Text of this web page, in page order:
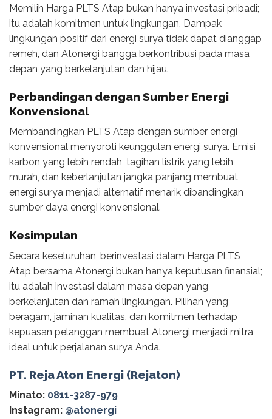
Memilih Harga PLTS Atap bukan hanya investasi pribadi;
itu adalah komitmen untuk lingkungan. Dampak
lingkungan positif dari energi surya tidak dapat dianggap
remeh, dan Atonergi bangga berkontribusi pada masa
depan yang berkelanjutan dan hijau.
Perbandingan dengan Sumber Energi
Konvensional
Membandingkan PLTS Atap dengan sumber energi
konvensional menyoroti keunggulan energi surya. Emisi
karbon yang lebih rendah, tagihan listrik yang lebih
murah, dan keberlanjutan jangka panjang membuat
energi surya menjadi alternatif menarik dibandingkan
sumber daya energi konvensional.
Kesimpulan
Secara keseluruhan, berinvestasi dalam Harga PLTS
Atap bersama Atonergi bukan hanya keputusan finansial;
itu adalah investasi dalam masa depan yang
berkelanjutan dan ramah lingkungan. Pilihan yang
beragam, jaminan kualitas, dan komitmen terhadap
kepuasan pelanggan membuat Atonergi menjadi mitra
ideal untuk perjalanan surya Anda.
PT. Reja Aton Energi (Rejaton)
Minato: 0811-3287-979
Instagram: @‌atonergi